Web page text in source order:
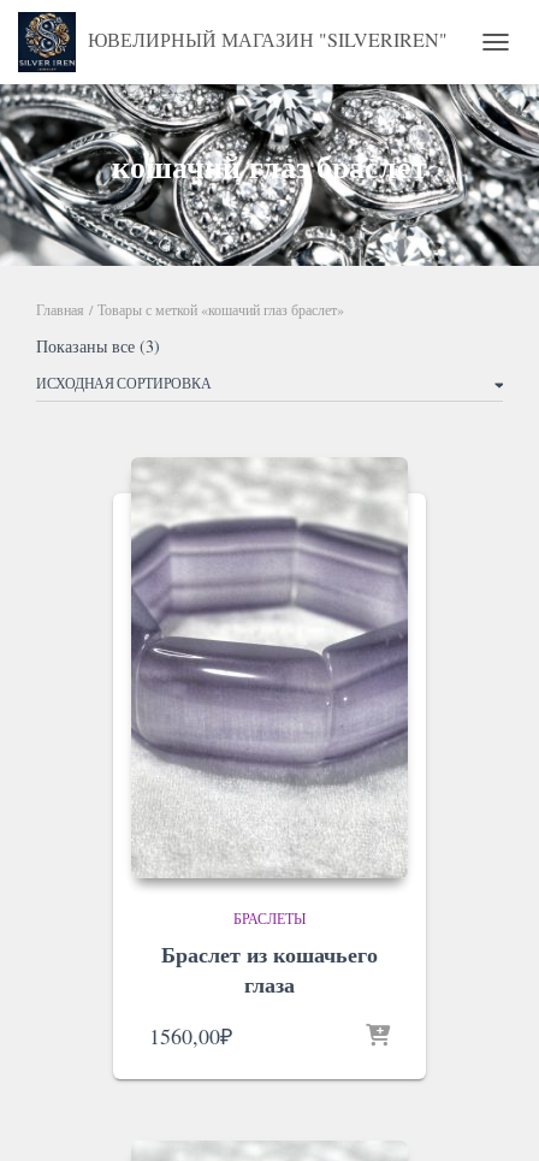
ЮВЕЛИРНЫЙ МАГАЗИН "SILVERIREN"
кошачий глаз браслет
Главная / Товары с меткой «кошачий глаз браслет»
Показаны все (3)
БРАСЛЕТЫ
Браслет из кошачьего
глаза
1560,00₽